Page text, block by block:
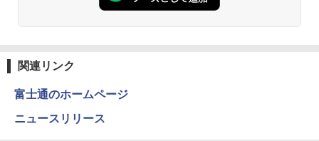
￥5,500
3
ア 液晶ディスプレイ HDMI VGA VESA準
ビスから学ぶ「情報」教室1） [ 土屋 誠
4
関連リンク
富士通のホームページ
ニュースリリース